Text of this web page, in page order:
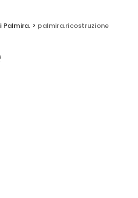
Palmira. > palmira.ricostruzione